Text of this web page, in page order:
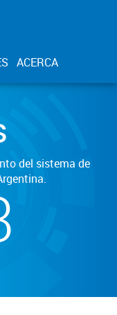
ACERCA
del sistema de